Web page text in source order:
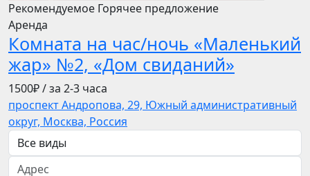
Рекомендуемое Горячее предложение
Аренда
Комната на час/ночь «Маленький
жар» №2, «Дом свиданий»
1500₽/ за 2-3 часа
проспект Андропова, 29, Южный административный
округ, Москва, Россия